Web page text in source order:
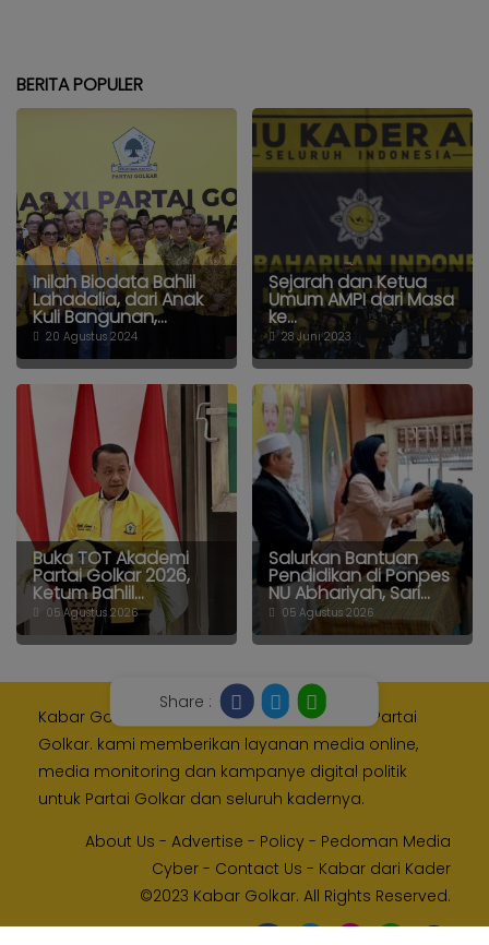
Share :
BERITA POPULER
Inilah Biodata Bahlil
Lahadalia, dari Anak
Kuli Bangunan,...
20 Agustus 2024
Sejarah dan Ketua
Umum AMPI dari Masa
ke...
28 Juni 2023
Buka TOT Akademi
Partai Golkar 2026,
Ketum Bahlil...
05 Agustus 2026
Salurkan Bantuan
Pendidikan di Ponpes
NU Abhariyah, Sari...
05 Agustus 2026
Kabar Golkar adalah media resmi Internal Partai
Golkar. kami memberikan layanan media online,
media monitoring dan kampanye digital politik
untuk Partai Golkar dan seluruh kadernya.
About Us - Advertise - Policy - Pedoman Media
Cyber - Contact Us - Kabar dari Kader
©2023 Kabar Golkar. All Rights Reserved.